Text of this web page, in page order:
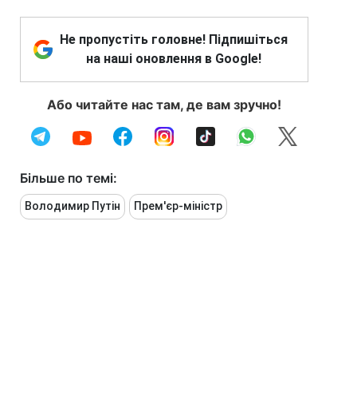
Не пропустіть головне! Підпишіться
на наші оновлення в Google!
Або читайте нас там, де вам зручно!
Більше по темі:
Володимир Путін Прем'єр-міністр